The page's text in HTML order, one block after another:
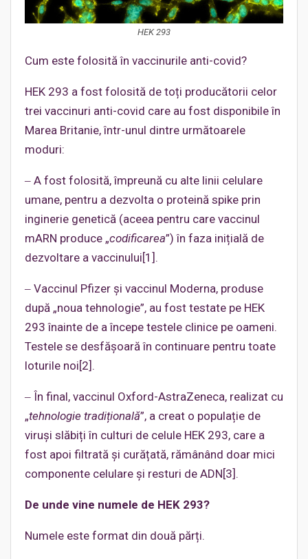
HEK 293
Cum este folosită în vaccinurile anti-covid?
HEK 293 a fost folosită de toți producătorii celor
trei vaccinuri anti-covid care au fost disponibile în
Marea Britanie, într-unul dintre următoarele
moduri:
‒ A fost folosită, împreună cu alte linii celulare
umane, pentru a dezvolta o proteină spike prin
inginerie genetică (aceea pentru care vaccinul
mARN produce „codificarea”) în faza inițială de
dezvoltare a vaccinului[1].
‒ Vaccinul Pfizer și vaccinul Moderna, produse
după „noua tehnologie”, au fost testate pe HEK
293 înainte de a începe testele clinice pe oameni.
Testele se desfășoară în continuare pentru toate
loturile noi[2].
‒ În final, vaccinul Oxford-AstraZeneca, realizat cu
„tehnologie tradițională”, a creat o populație de
viruși slăbiți în culturi de celule HEK 293, care a
fost apoi filtrată și curățată, rămânând doar mici
componente celulare și resturi de ADN[3].
De unde vine numele de HEK 293?
Numele este format din două părți.